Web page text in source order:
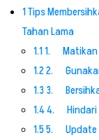
1Tips
Tahan Lama
1.11. Matikan
1.22.
1.33.
1.44. Hindari
1.55. Update